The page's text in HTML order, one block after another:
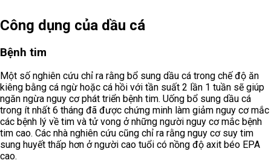
Công dụng của dầu cá
Bệnh tim
Một số nghiên cứu chỉ ra rằng bổ sung dầu cá trong chế độ ăn
kiêng bằng cá ngừ hoặc cá hồi với tần suất 2 lần 1 tuần sẽ giúp
ngăn ngừa nguy cơ phát triển bệnh tim. Uống bổ sung dầu cá
trong ít nhất 6 tháng đã được chứng minh làm giảm nguy cơ mắc
các bệnh lý về tim và tử vong ở những người nguy cơ mắc bệnh
tim cao. Các nhà nghiên cứu cũng chỉ ra rằng nguy cơ suy tim
sung huyết thấp hơn ở người cao tuổi có nồng độ axit béo EPA
cao.